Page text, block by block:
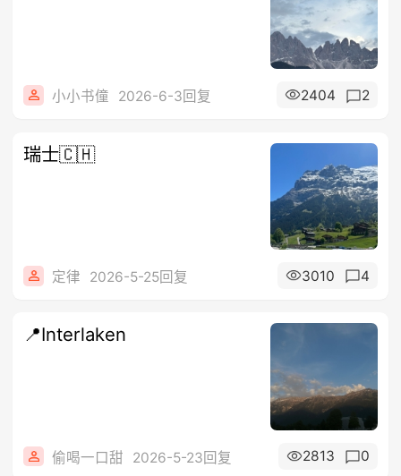
小小书僮 2026-6-3回复 2404 2
瑞士🇨🇭
定律 2026-5-25回复 3010 4
📍Interlaken
偷喝一口甜 2026-5-23回复 2813 0